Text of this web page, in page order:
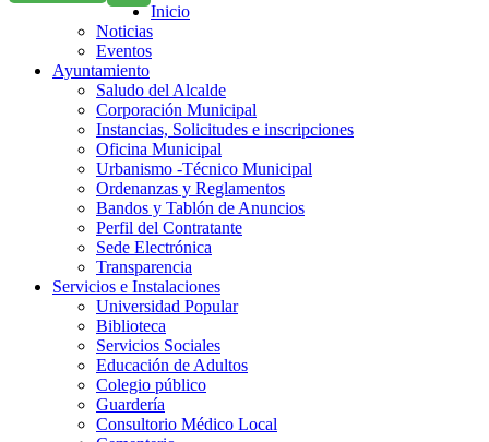
Inicio
Noticias
Eventos
Ayuntamiento
Saludo del Alcalde
Corporación Municipal
Instancias, Solicitudes e inscripciones
Oficina Municipal
Urbanismo -Técnico Municipal
Ordenanzas y Reglamentos
Bandos y Tablón de Anuncios
Perfil del Contratante
Sede Electrónica
Transparencia
Servicios e Instalaciones
Universidad Popular
Biblioteca
Servicios Sociales
Educación de Adultos
Colegio público
Guardería
Consultorio Médico Local